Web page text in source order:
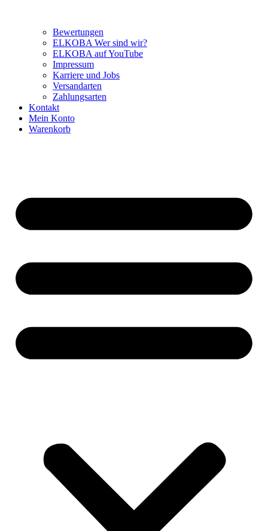
Bewertungen
ELKOBA Wer sind wir?
ELKOBA auf YouTube
Impressum
Karriere und Jobs
Versandarten
Zahlungsarten
Kontakt
Mein Konto
Warenkorb